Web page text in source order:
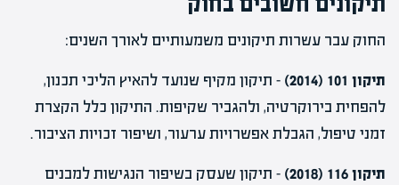
החוק עבר עשרות תיקונים משמעותיים לאורך השנים:
תיקון 101 (2014)
– תיקון מקיף שנועד להאיץ הליכי תכנון,
להפחית בירוקרטיה, ולהגביר שקיפות. התיקון כלל הקצרת
זמני טיפול, הגבלת אפשרויות ערעור, ושיפור זכויות הציבור.
תיקון 116 (2018)
– תיקון שעסק בשיפור הנגישות למבנים